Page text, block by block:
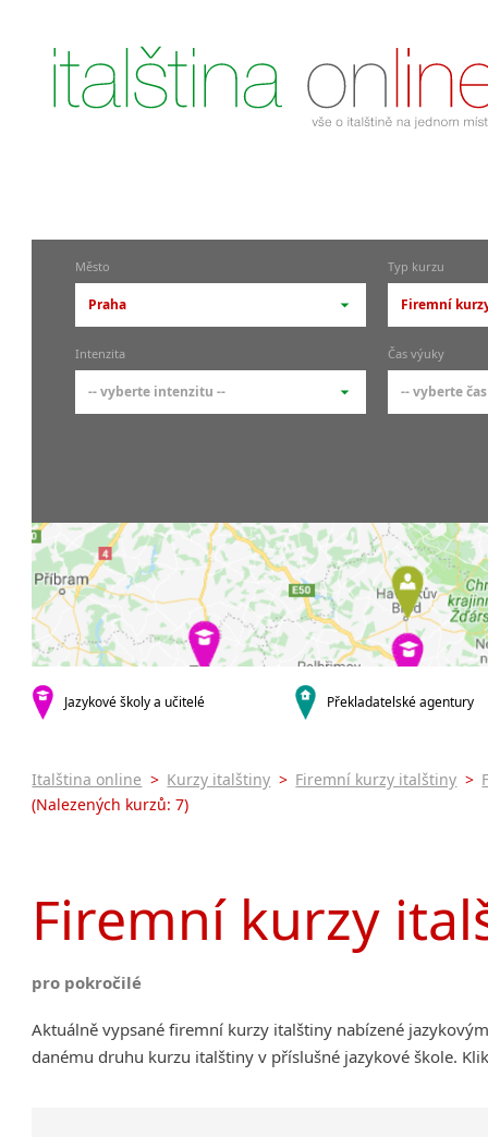
Město
Praha
-- vyberte město --
pražské městské části
Praha 7
Praha 9
Praha 10
krajská města
Brno
Plzeň
malá města podle abecedy
Typ kurzu
Firemní
-- vyberte
kurzy s
Online
Letní
Intenzita
-- vyberte intenzitu --
9-14 hodin týdně
20 a více hodin týdně
Čas výuky
-- vyberte
Večerní
Noční
Jazykové školy a učitelé Překladatelské agentury
Italština online > Kurzy italštiny > Firemní kurzy italštiny >
(Nalezených kurzů: 7)
Firemní kurzy
pro pokročilé
Aktuálně vypsané firemní kurzy italštiny nabízené
danému druhu kurzu italštiny v příslušné jazykové škole.